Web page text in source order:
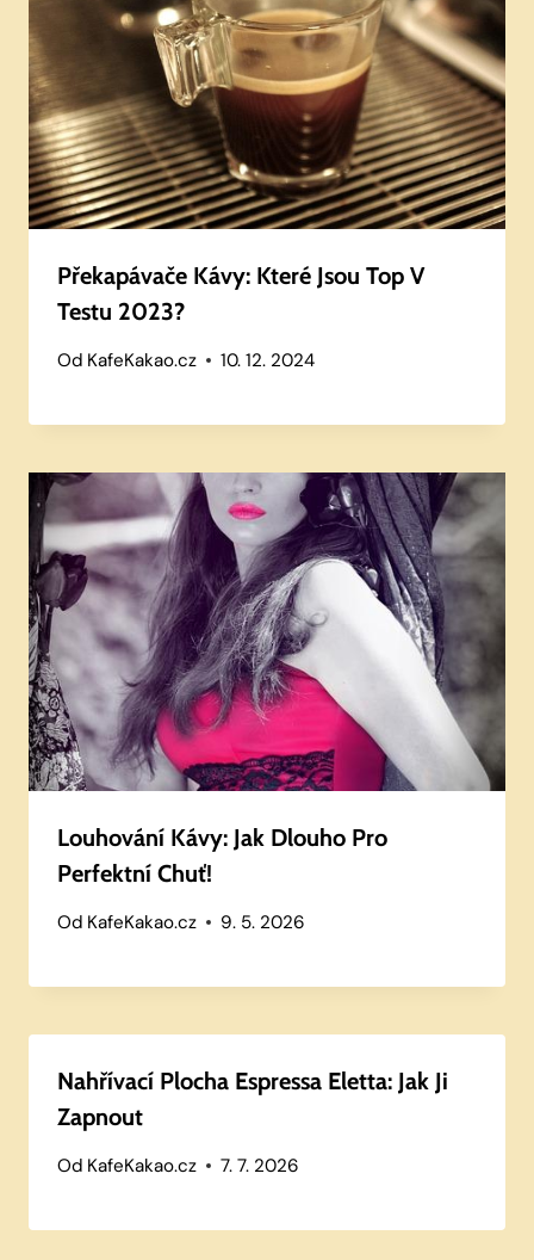
Překapávače Kávy: Které Jsou Top V
Testu 2023?
Od KafeKakao.cz 10. 12. 2024
Louhování Kávy: Jak Dlouho Pro
Perfektní Chuť!
Od KafeKakao.cz 9. 5. 2026
Nahřívací Plocha Espressa Eletta: Jak Ji
Zapnout
Od KafeKakao.cz 7. 7. 2026